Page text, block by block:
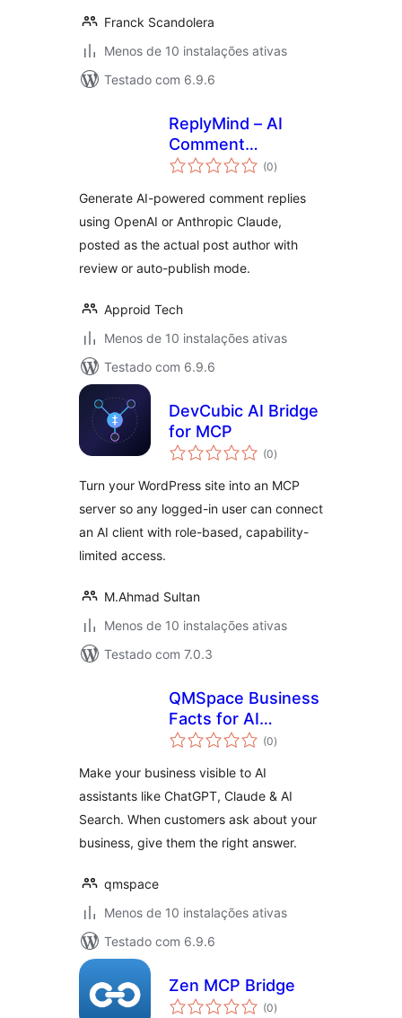
Franck Scandolera
Menos de 10 instalações ativas
Testado com 6.9.6
ReplyMind – AI
Comment
Responder
(0avaliações
totais
)
Generate AI-powered comment replies
using OpenAI or Anthropic Claude,
posted as the actual post author with
review or auto-publish mode.
Approid Tech
Menos de 10 instalações ativas
Testado com 6.9.6
DevCubic AI Bridge
for MCP
(0avaliações
totais
)
Turn your WordPress site into an MCP
server so any logged-in user can connect
an AI client with role-based, capability-
limited access.
M.Ahmad Sultan
Menos de 10 instalações ativas
Testado com 7.0.3
QMSpace Business
Facts for AI
Assistants
(0avaliações
totais
)
Make your business visible to AI
assistants like ChatGPT, Claude & AI
Search. When customers ask about your
business, give them the right answer.
qmspace
Menos de 10 instalações ativas
Testado com 6.9.6
Zen MCP Bridge
(0avaliações
totais
)